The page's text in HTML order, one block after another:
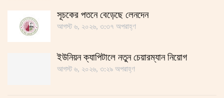
সূচকের পতনে বেড়েছে লেনদেন
আগস্ট ৬, ২০২৬, ৩:৩৭ অপরাহ্ণ
ইউনিয়ন ক্যাপিটালে নতুন চেয়ারম্যান নিয়োগ
আগস্ট ৬, ২০২৬, ৩:২৯ অপরাহ্ণ